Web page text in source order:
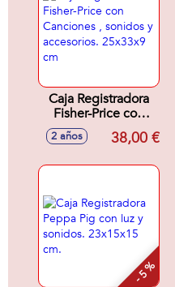
Caja Registradora
Fisher-Price con
Canciones ,
sonidos y
2 años 38,00 €
- 5 %